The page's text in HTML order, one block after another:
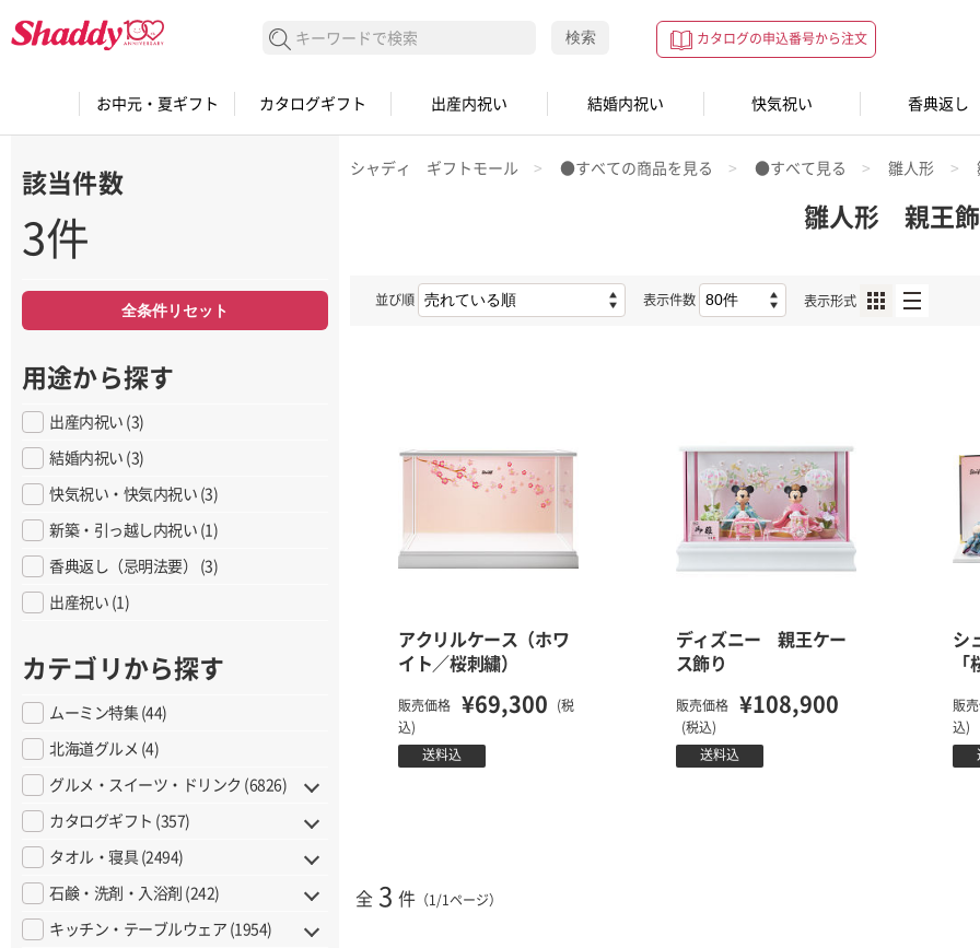
カタログの申込番号から注文
検索する 検索
お中元・夏ギフト カタログギフト 出産内祝い 結婚内祝い 快気祝い 香典返し
シャディ ギフトモール ●すべての商品を見る ●すべて見る 雛人形
雛人形 親王
並び順 表示件数 表示形式
アクリルケース（ホワ
イト／桜刺繍）
販売価格 ¥69,300
(税
込)
送料込
ディズニー 親王ケー
ス飾り
販売価格 ¥108,900
(税込)
送料込
シ
販
込)
全 3 件 （1/1ページ）
該当件数
3件
全条件リセット
用途から探す
出産内祝い (3)
結婚内祝い (3)
快気祝い・快気内祝い (3)
新築・引っ越し内祝い (1)
香典返し（忌明法要） (3)
出産祝い (1)
カテゴリから探す
ムーミン特集 (44)
北海道グルメ (4)
グルメ・スイーツ・ドリンク (6826)
カタログギフト (357)
タオル・寝具 (2494)
石鹸・洗剤・入浴剤 (242)
キッチン・テーブルウェア (1954)